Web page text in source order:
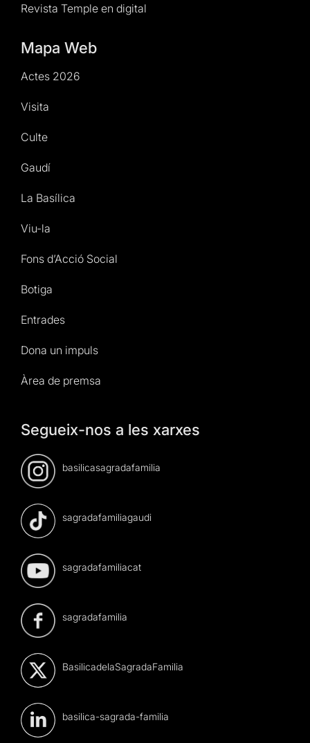
Revista Temple en digital
Mapa Web
Actes 2026
Visita
Culte
Gaudí
La Basílica
Viu-la
Fons d’Acció Social
Botiga
Entrades
Dona un impuls
Àrea de premsa
Segueix-nos a les xarxes
basilicasagradafamilia
sagradafamiliagaudi
sagradafamiliacat
sagradafamilia
BasilicadelaSagradaFamilia
basilica-sagrada-familia